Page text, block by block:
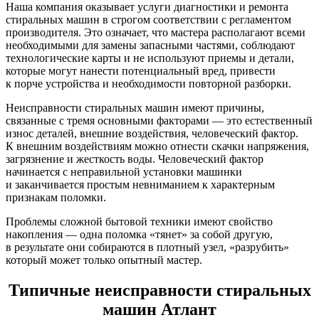
Наша компания оказывает услуги диагностики и ремонта
стиральных машин в строгом соответствии с регламентом
производителя. Это означает, что мастера располагают всеми
необходимыми для замены запасными частями, соблюдают
технологические карты и не используют приемы и детали,
которые могут нанести потенциальный вред, привести
к порче устройства и необходимости повторной разборки.
Неисправности стиральных машин имеют причины,
связанные с тремя основными факторами — это естественный
износ деталей, внешние воздействия, человеческий фактор.
К внешним воздействиям можно отнести скачки напряжения,
загрязнение и жесткость воды. Человеческий фактор
начинается с неправильной установки машинки
и заканчивается простым невниманием к характерным
признакам поломки.
Проблемы сложной бытовой техники имеют свойство
накопления — одна поломка «тянет» за собой другую,
в результате они собираются в плотный узел, «разрубить»
который может только опытный мастер.
Типичные неисправности стиральных
машин Атлант